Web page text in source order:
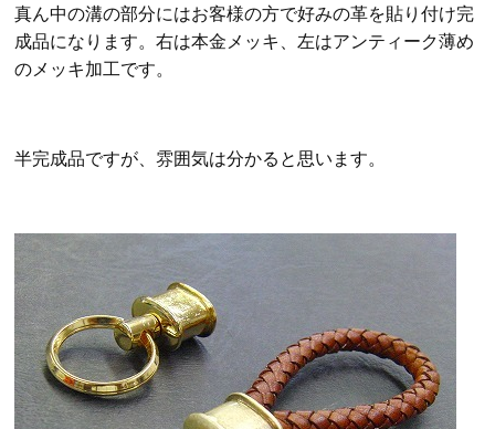
真ん中の溝の部分にはお客様の方で好みの革を貼り付け完
成品になります。右は本金メッキ、左はアンティーク薄め
のメッキ加工です。
半完成品ですが、雰囲気は分かると思います。